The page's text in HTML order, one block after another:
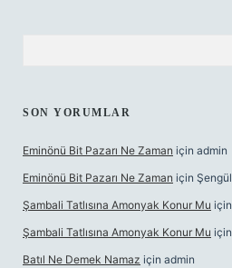
SON YORUMLAR
Eminönü Bit Pazarı Ne Zaman için admin
Eminönü Bit Pazarı Ne Zaman için Şengül
Şambali Tatlısına Amonyak Konur Mu için
Şambali Tatlısına Amonyak Konur Mu için
Batıl Ne Demek Namaz için admin